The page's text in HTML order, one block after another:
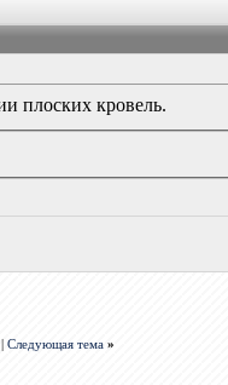
плоских кровель.
|Следующая тема »